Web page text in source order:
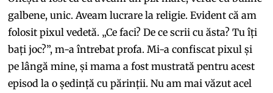
galbene, unic. Aveam lucrare la religie. Evident că am
folosit pixul vedetă. „Ce faci? De ce scrii cu ăsta? Tu îți
bați joc?”, m-a întrebat profa. Mi-a confiscat pixul și
pe lângă mine, și mama a fost mustrată pentru acest
episod la o ședință cu părinții. Nu am mai văzut acel